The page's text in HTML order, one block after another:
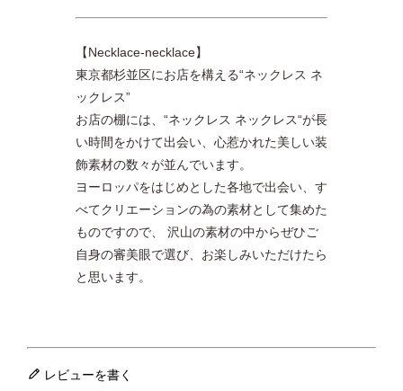
【Necklace-necklace】
東京都杉並区にお店を構える“ネックレス ネ
ックレス”
お店の棚には、“ネックレス ネックレス“が長
い時間をかけて出会い、心惹かれた美しい装
飾素材の数々が並んでいます。
ヨーロッパをはじめとした各地で出会い、す
べてクリエーションの為の素材として集めた
ものですので、 沢山の素材の中からぜひご
自身の審美眼で選び、お楽しみいただけたら
と思います。
レビューを書く